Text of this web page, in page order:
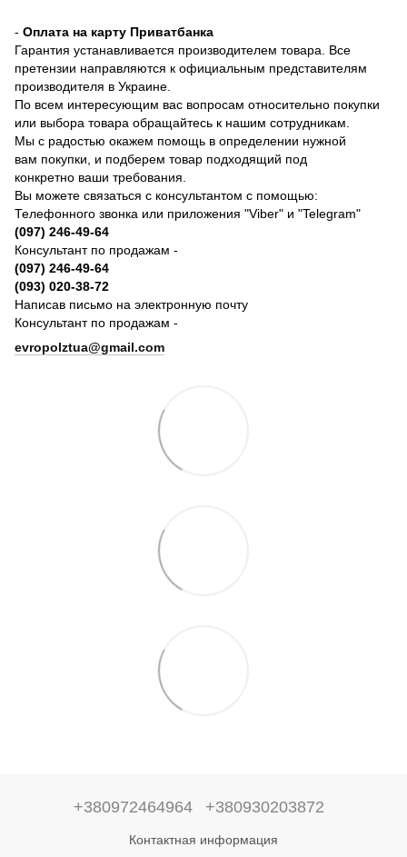
- Оплата на карту Приватбанка
Гарантия устанавливается производителем товара. Все
претензии направляются к официальным представителям
производителя в Украине.
По всем интересующим вас вопросам относительно покупки
или выбора товара обращайтесь к нашим сотрудникам.
Мы с радостью окажем помощь в определении нужной
вам покупки, и подберем товар подходящий под
конкретно ваши требования.
Вы можете связаться с консультантом с помощью:
Телефонного звонка или приложения "Viber" и "Telegram"
(097) 246-49-64
Консультант по продажам -
(097) 246-49-64
(093) 020-38-72
Написав письмо на электронную почту
Консультант по продажам -
evropolztua@gmail.com
+380972464964 +380930203872
Контактная информация